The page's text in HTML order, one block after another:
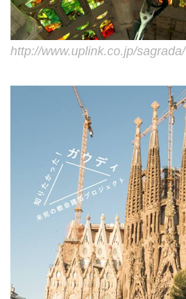
http://www.uplink.co.jp/sagrada/